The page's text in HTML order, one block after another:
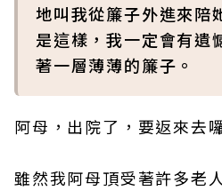
地叫我從簾子外進來陪
是這樣，我一定會有遺
著一層薄薄的簾子。
阿母，出院了，要返來去
雖然我阿母頂受著許多老